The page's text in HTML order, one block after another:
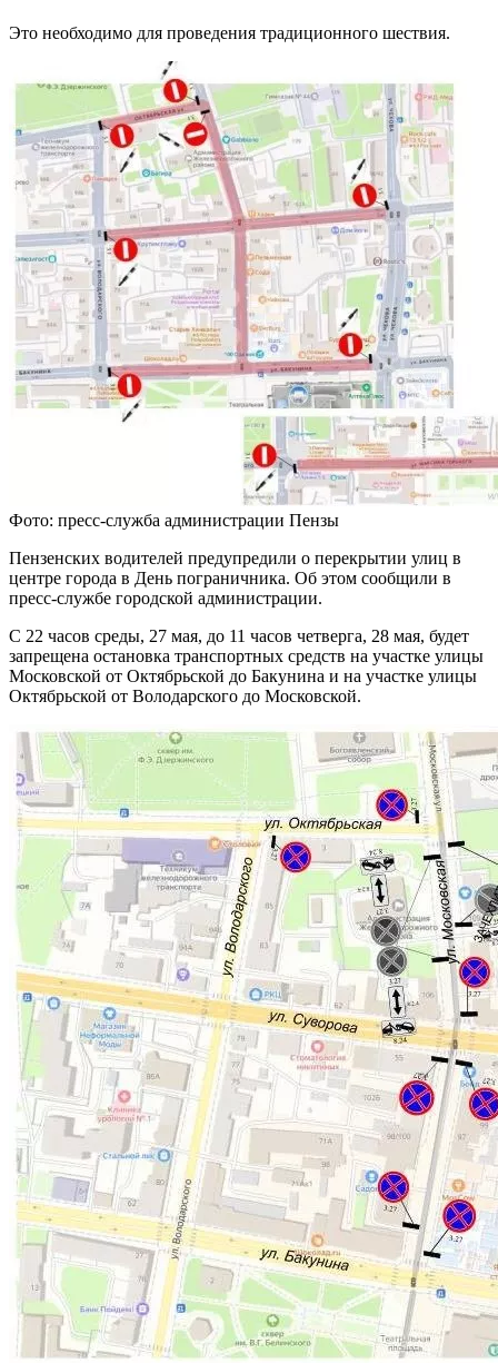
Это необходимо для проведения традиционного шествия.
Фото: пресс-служба администрации Пензы
Пензенских водителей предупредили о перекрытии улиц в
центре города в День пограничника. Об этом сообщили в
пресс-службе городской администрации.
С 22 часов среды, 27 мая, до 11 часов четверга, 28 мая, будет
запрещена остановка транспортных средств на участке улицы
Московской от Октябрьской до Бакунина и на участке улицы
Октябрьской от Володарского до Московской.